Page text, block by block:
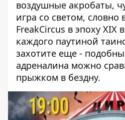
воздушные акробаты,
игра со светом, словно
FreakCircus в эпоху ХІХ
каждого паутиной
захотите еще -
адреналина можно
прыжком в бездну.